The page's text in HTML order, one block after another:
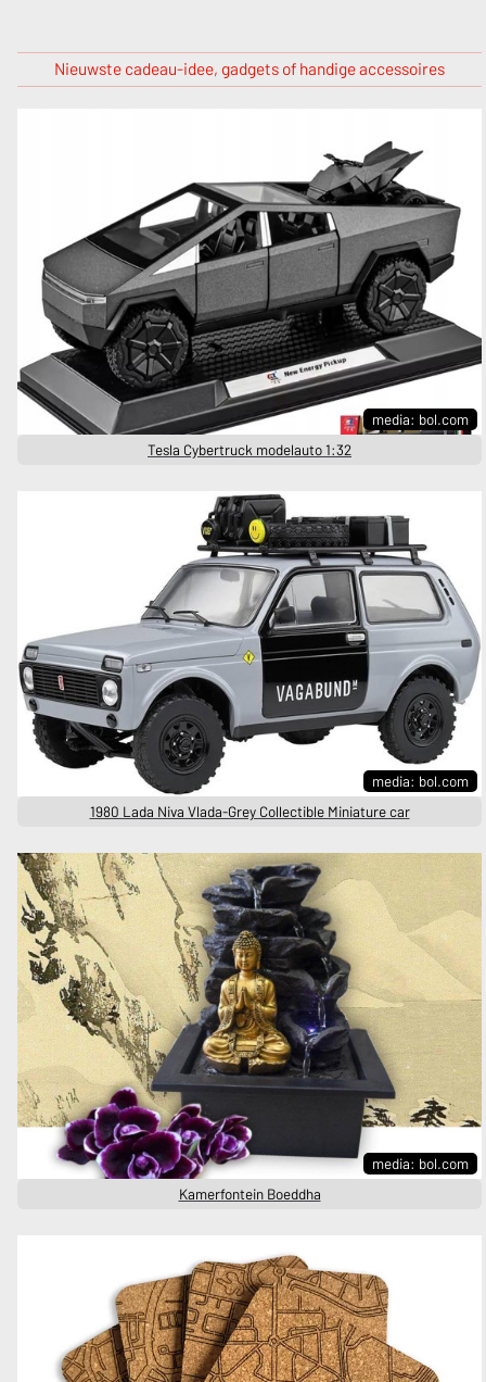
Nieuwste cadeau-idee, gadgets of handige accessoires
media: bol.com
Tesla Cybertruck modelauto 1:32
media: bol.com
1980 Lada Niva Vlada-Grey Collectible Miniature car
media: bol.com
Kamerfontein Boeddha